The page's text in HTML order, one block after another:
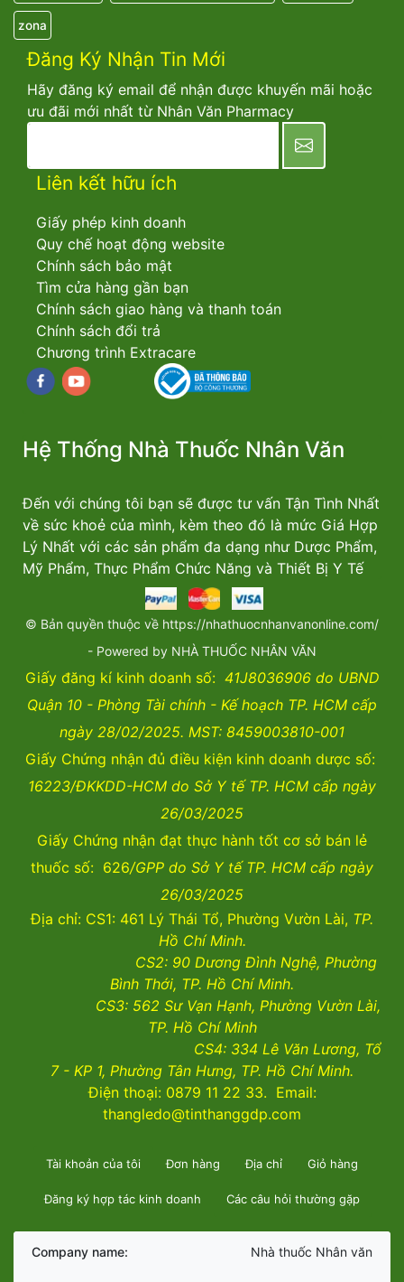
zona
Đăng Ký Nhận Tin Mới
Hãy đăng ký email để nhận được khuyến mãi hoặc
ưu đãi mới nhất từ Nhân Văn Pharmacy
Liên kết hữu ích
Giấy phép kinh doanh
Quy chế hoạt động website
Chính sách bảo mật
Tìm cửa hàng gần bạn
Chính sách giao hàng và thanh toán
Chính sách đổi trả
Chương trình Extracare
Facebookyoutube
Hệ Thống Nhà Thuốc Nhân Văn
Đến với chúng tôi bạn sẽ được tư vấn Tận Tình Nhất
về sức khoẻ của mình, kèm theo đó là mức Giá Hợp
Lý Nhất với các sản phẩm đa dạng như Dược Phẩm,
Mỹ Phẩm, Thực Phẩm Chức Năng và Thiết Bị Y Tế
© Bản quyền thuộc về https://nhathuocnhanvanonline.com/
- Powered by NHÀ THUỐC NHÂN VĂN
Giấy đăng kí kinh doanh số: 41J8036906 do UBND
Quận 10 - Phòng Tài chính - Kế hoạch TP. HCM cấp
ngày 28/02/2025. MST: 8459003810-001
Giấy Chứng nhận đủ điều kiện kinh doanh dược số:
16223/ĐKKDD-HCM do Sở Y tế TP. HCM cấp ngày
26/03/2025
Giấy Chứng nhận đạt thực hành tốt cơ sở bán lẻ
thuốc số: 626/GPP do Sở Y tế TP. HCM cấp ngày
26/03/2025
Địa chỉ: CS1: 461 Lý Thái Tổ, Phường Vườn Lài, TP.
Hồ Chí Minh.
CS2: 90 Dương Đình Nghệ, Phường
Bình Thới, TP. Hồ Chí Minh.
CS3: 562 Sư Vạn Hạnh, Phường Vườn Lài,
TP. Hồ Chí Minh
CS4: 334 Lê Văn Lương, Tổ
7 - KP 1, Phường Tân Hưng, TP. Hồ Chí Minh.
Điện thoại: 0879 11 22 33. Email:
thangledo@tinthanggdp.com
Tài khoản của tôi Đơn hàng Địa chỉ Giỏ hàng
Đăng ký hợp tác kinh doanh Các câu hỏi thường gặp
Company name: Nhà thuốc Nhân văn